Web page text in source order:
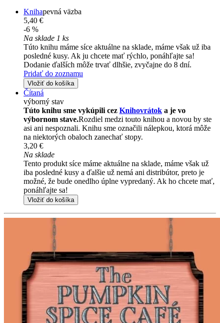
Knihapevná väzba
5,40 €
-6 %
Na sklade 1 ks
Túto knihu máme síce aktuálne na sklade, máme však už iba
posledné kusy. Ak ju chcete mať rýchlo, ponáhľajte sa!
Dodanie ďalších môže trvať dlhšie, zvyčajne do 8 dní.
Pridať do zoznamu
Vložiť do košíka
Čítaná
výborný stav
Túto knihu sme vykúpili cez Knihovrátok a je vo
výbornom stave.Rozdiel medzi touto knihou a novou by ste
asi ani nespoznali. Knihu sme označili nálepkou, ktorá môže
na niektorých obaloch zanechať stopy.
3,20 €
Na sklade
Tento produkt síce máme aktuálne na sklade, máme však už
iba posledné kusy a ďalšie už nemá ani distribútor, preto je
možné, že bude onedlho úplne vypredaný. Ak ho chcete mať,
ponáhľajte sa!
Vložiť do košíka